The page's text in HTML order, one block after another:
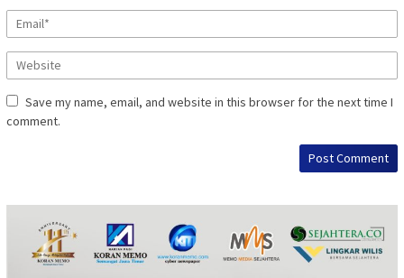
Save my name, email, and website in this browser for the next time I
comment.